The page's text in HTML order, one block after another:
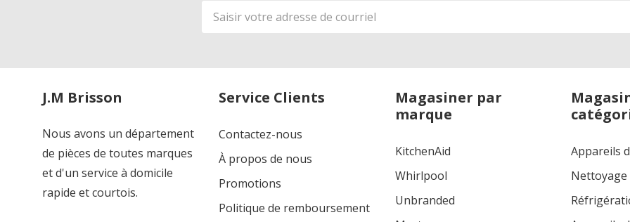
Adresse
de
J.M Brisson
Nous avons un département
de pièces de toutes marques
et d'un service à domicile
rapide et courtois.
Service Clients
Contactez-nous
À propos de nous
Promotions
Politique de remboursement
Magasiner par
marque
KitchenAid
Whirlpool
Unbranded
Appareils
Nettoyage